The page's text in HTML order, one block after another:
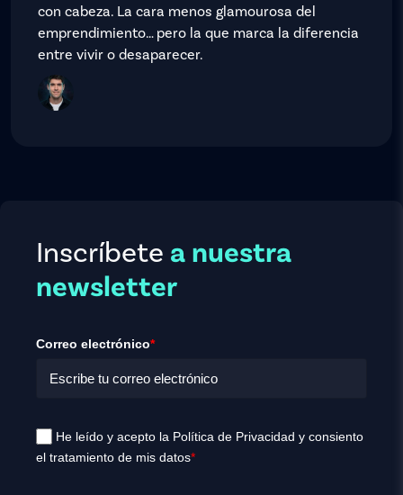
con cabeza. La cara menos glamourosa del
emprendimiento… pero la que marca la diferencia
entre vivir o desaparecer.
Inscríbete a nuestra
newsletter
Correo electrónico*
He leído y acepto la Política de Privacidad y consiento
el tratamiento de mis datos*